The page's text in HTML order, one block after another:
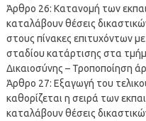
Άρθρο 26: Κατανομή των
καταλάβουν θέσεις
στους πίνακες επιτυχόντων
σταδίου κατάρτισης στα
Δικαιοσύνης – Τροποποίηση
Άρθρο 27: Εξαγωγή του
καθορίζεται η σειρά των
καταλάβουν θέσεις